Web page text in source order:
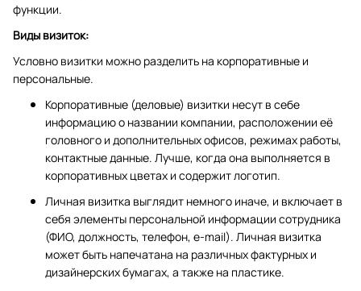
функции.
Виды визиток:
Условно визитки можно разделить на корпоративные и
персональные.
Корпоративные (деловые) визитки несут в себе
информацию о названии компании, расположении её
головного и дополнительных офисов, режимах работы,
контактные данные. Лучше, когда она выполняется в
корпоративных цветах и содержит логотип.
Личная визитка выглядит немного иначе, и включает в
себя элементы персональной информации сотрудника
(ФИО, должность, телефон, e-mail). Личная визитка
может быть напечатана на различных фактурных и
дизайнерских бумагах, а также на пластике.